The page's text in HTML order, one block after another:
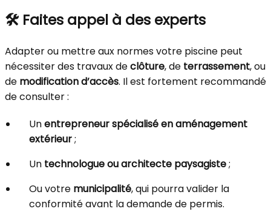
🛠️ Faites appel à des experts
Adapter ou mettre aux normes votre piscine peut
nécessiter des travaux declôture, de terrassement, ou
de modification d’accès. Il est fortement recommandé
de consulter :
Unentrepreneur spécialisé en aménagement
extérieur;
Un technologue ou architecte paysagiste;
Ou votre municipalité, qui pourra valider la
conformité avant la demande de permis.